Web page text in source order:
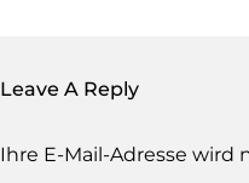
Leave A Reply
Ihre E-Mail-Adresse